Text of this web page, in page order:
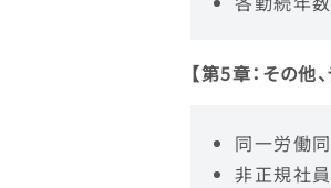
【第5章：その他
同一労働
非正規社